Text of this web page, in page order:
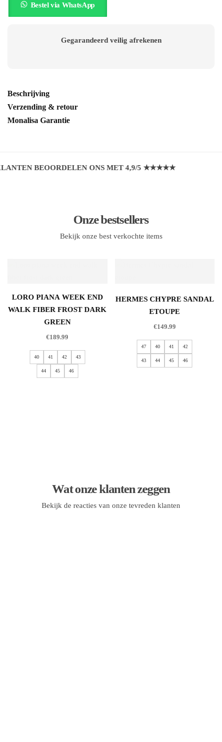
Bestel via WhatsApp
Gegarandeerd veilig afrekenen
Beschrijving
Verzending & retour
Monalisa Garantie
BEOORDELEN ONS MET 4,9/5 ★★★★★
Onze bestsellers
Bekijk onze best verkochte items
LORO PIANA WEEK END
WALK FIBER FROST DARK
GREEN
€189.99
40 41 42 43
44 45 46
HERMES CHYPRE SANDAL
ETOUPE
€149.99
47 40 41 42
43 44 45 46
Wat onze klanten zeggen
Bekijk de reacties van onze tevreden klanten